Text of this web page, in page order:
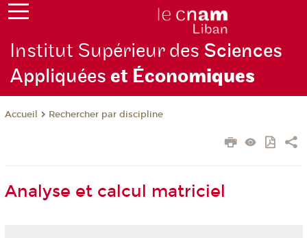
Institut Supérieur des Sciences
Appliquéeset Économiques
Accueil Rechercher par discipline
Analyse et calcul matriciel